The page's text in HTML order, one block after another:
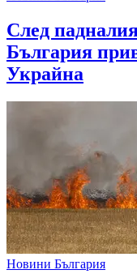
След
България
Украйна
Новини България